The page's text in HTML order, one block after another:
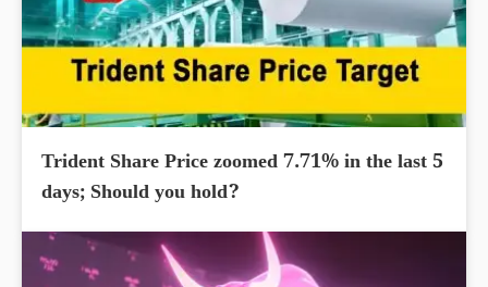
Trident Share Price zoomed 7.71% in the last 5
days; Should you hold?